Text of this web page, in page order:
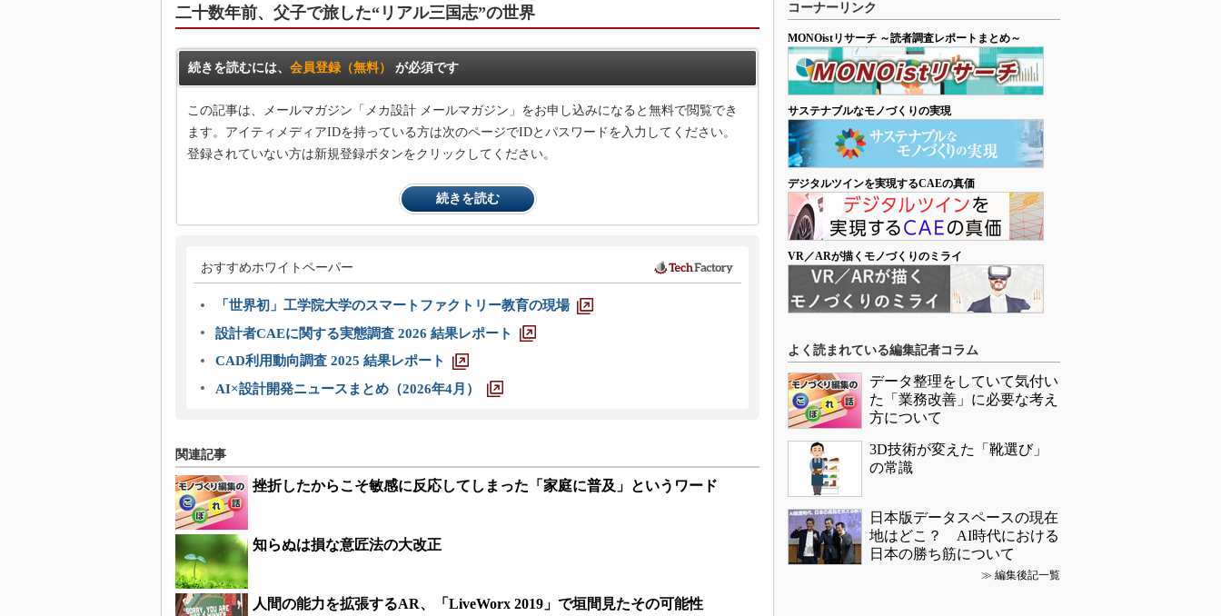
二十数年前、父子で旅した“リアル三国志”の世界
続きを読むには、 会員登録（無料） が必須です
この記事は、メールマガジン「メカ設計 メールマガジン」をお申し込みになると無料で閲覧でき
ます。アイティメディアIDを持っている方は次のページでIDとパスワードを入力してください。
登録されていない方は新規登録ボタンをクリックしてください。
続きを読む
おすすめホワイトペーパー
「世界初」工学院大学のスマートファクトリー教育の現場
設計者CAEに関する実態調査 2026 結果レポート
CAD利用動向調査 2025 結果レポート
AI×設計開発ニュースまとめ（2026年4月）
関連記事
挫折したからこそ敏感に反応してしまった「家庭に普及」というワード
知らぬは損な意匠法の大改正
人間の能力を拡張するAR、「LiveWorx 2019」で垣間見たその可能性
コーナーリンク
MONOistリサーチ ～読者調査レポートまとめ～
サステナブルなモノづくりの実現
デジタルツインを実現するCAEの真価
VR／ARが描くモノづくりのミライ
よく読まれている編集記者コラム
データ整理をしていて気付い
た「業務改善」に必要な考え
方について
3D技術が変えた「靴選び」
の常識
日本版データスペースの現在
地はどこ？ AI時代における
日本の勝ち筋について
≫ 編集後記一覧